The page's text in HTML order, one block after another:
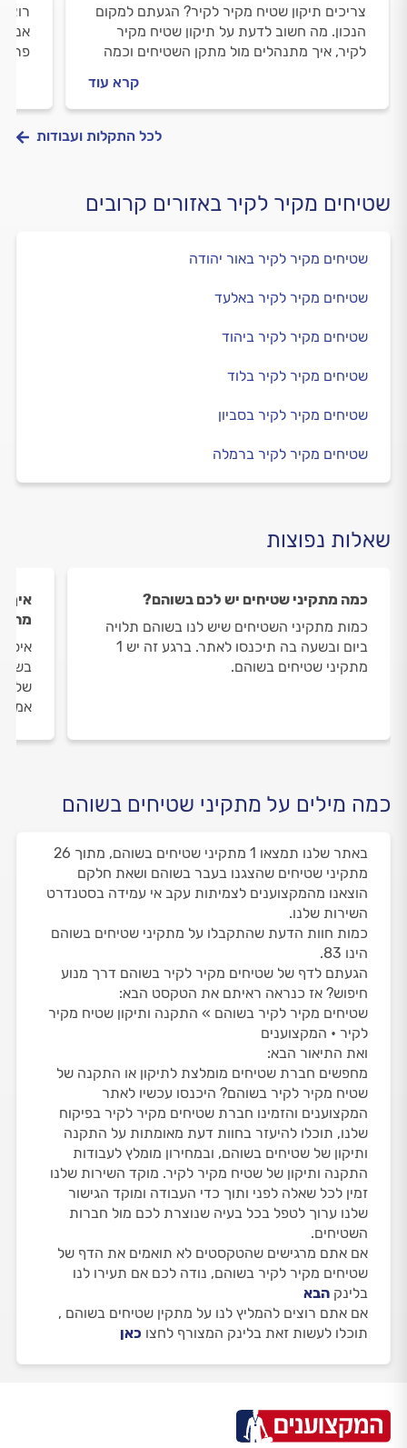
צריכים תיקון שטיח מקיר לקיר? הגעתם למקום
הנכון. מה חשוב לדעת על תיקון שטיח מקיר
לקיר, איך מתנהלים מול מתקן השטיחים וכמה
קרא עוד
לכל התקלות ועבודות
שטיחים מקיר לקיר באזורים קרובים
שטיחים מקיר לקיר באור יהודה
שטיחים מקיר לקיר באלעד
שטיחים מקיר לקיר ביהוד
שטיחים מקיר לקיר בלוד
שטיחים מקיר לקיר בסביון
שטיחים מקיר לקיר ברמלה
שאלות נפוצות
כמה מתקיני שטיחים יש לכם בשוהם?
כמות מתקיני השטיחים שיש לנו בשוהם תלויה
ביום ובשעה בה תיכנסו לאתר. ברגע זה יש 1
מתקיני שטיחים בשוהם.
איך
כמה מילים על מתקיני שטיחים בשוהם
באתר שלנו תמצאו 1 מתקיני שטיחים בשוהם, מתוך 26
מתקיני שטיחים שהצגנו בעבר בשוהם ושאת חלקם
הוצאנו מהמקצוענים לצמיתות עקב אי עמידה בסטנדרט
השירות שלנו.
כמות חוות הדעת שהתקבלו על מתקיני שטיחים בשוהם
הינו 83.
הגעתם לדף של שטיחים מקיר לקיר בשוהם דרך מנוע
חיפוש? אז כנראה ראיתם את הטקסט הבא:
שטיחים מקיר לקיר בשוהם » התקנה ותיקון שטיח מקיר
לקיר • המקצוענים
ואת התיאור הבא:
מחפשים חברת שטיחים מומלצת לתיקון או התקנה של
שטיח מקיר לקיר בשוהם? היכנסו עכשיו לאתר
המקצוענים והזמינו חברת שטיחים מקיר לקיר בפיקוח
שלנו, תוכלו להיעזר בחוות דעת מאומתות על התקנה
ותיקון של שטיחים בשוהם, ובמחירון מומלץ לעבודות
התקנה ותיקון של שטיח מקיר לקיר. מוקד השירות שלנו
זמין לכל שאלה לפני ותוך כדי העבודה ומוקד הגישור
שלנו ערוך לטפל בכל בעיה שנוצרת לכם מול חברות
השטיחים.
אם אתם מרגישים שהטקסטים לא תואמים את הדף של
שטיחים מקיר לקיר בשוהם, נודה לכם אם תעירו לנו
בלינק הבא
אם אתם רוצים להמליץ לנו על מתקין שטיחים בשוהם ,
תוכלו לעשות זאת בלינק המצורף לחצו כאן